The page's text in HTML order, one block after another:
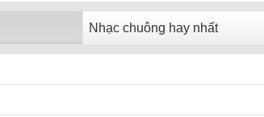
Nhạc chuông hay nhất